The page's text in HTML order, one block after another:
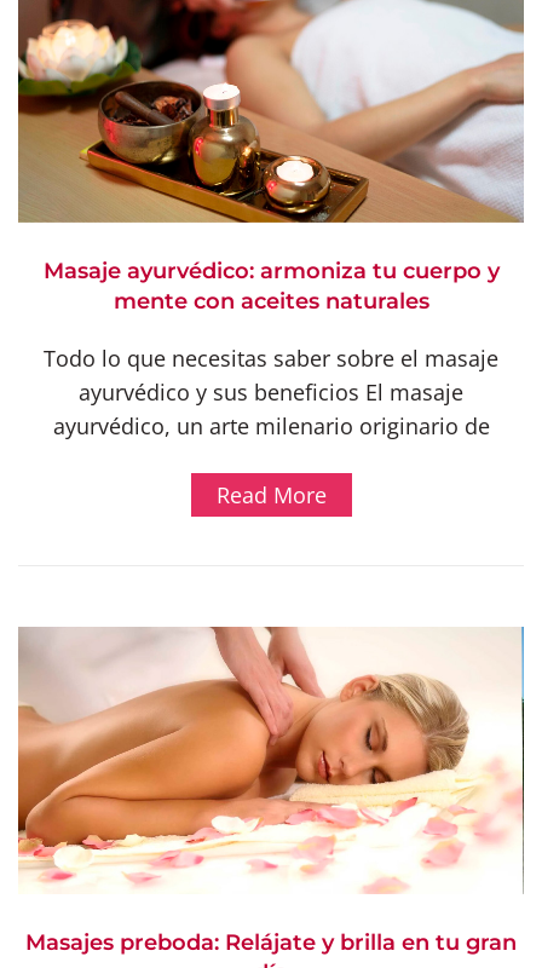
Masaje ayurvédico: armoniza tu cuerpo y
mente con aceites naturales
Todo lo que necesitas saber sobre el masaje
ayurvédico y sus beneficios El masaje
ayurvédico, un arte milenario originario de
Read More
Masajes preboda: Relájate y brilla en tu gran